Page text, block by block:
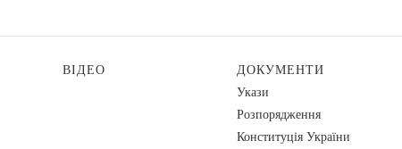
ВІДЕО
ДОКУМЕНТИ
Укази
Розпорядження
Конституція України